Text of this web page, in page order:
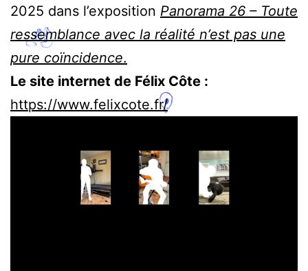
2025 dans l’exposition Panorama 26 – Toute
ressemblance avec la réalité n’est pas une
pure coïncidence.
Le site internet de Félix Côte :
https://www.felixcote.fr/